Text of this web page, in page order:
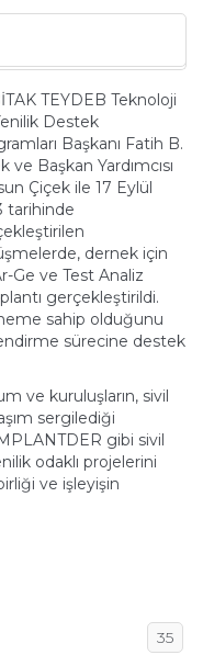
TEYDEB Teknoloji
Destek
Başkanı Fatih B.
ve Başkan Yardımcısı
Çiçek ile 17 Eylül
tarihinde
dernek için
Ge ve Test Analiz
gerçekleştirildi.
sahip olduğunu
sürecine destek
ve kuruluşların, sivil
sergilediği
gibi sivil
odaklı projelerini
ve işleyişin
35